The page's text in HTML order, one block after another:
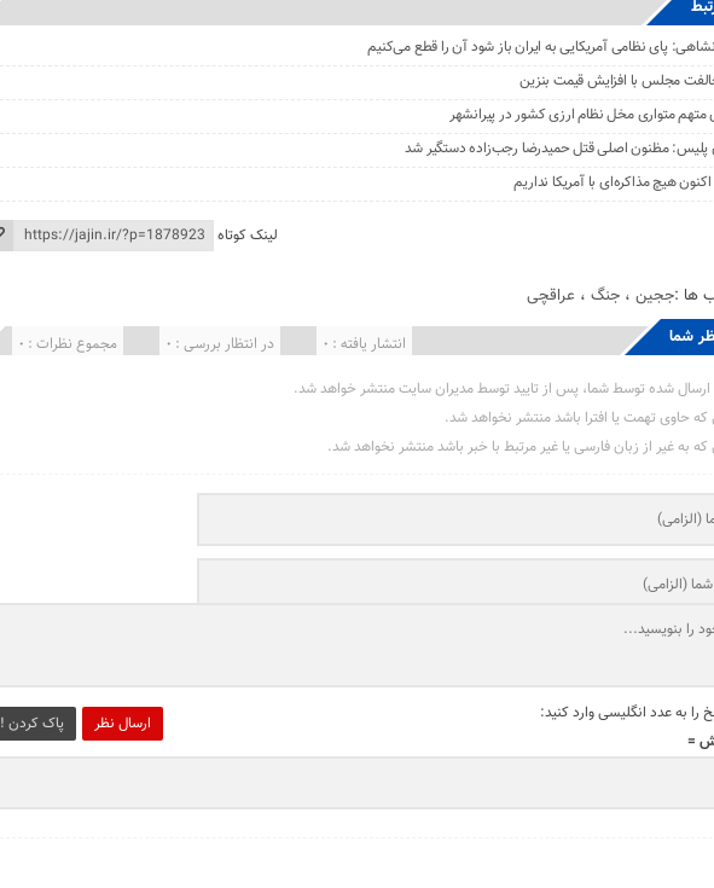
پای نظامی آمریکایی به ایران باز شود آن را قطع می‌کنیم
مجلس با افزایش قیمت بنزین
متهم متواری مخل نظام ارزی کشور در پیرانشهر
مظنون اصلی قتل حمیدرضا رجب‌زاده دستگیر شد
هیچ مذاکره‌ای با آمریکا نداریم
لینک کوتاه
ها :ججین ،جنگ ، عراقچی
شما مجموع نظرات : 0 در انتظار بررسی : 0 انتشار یافته : 0
ارسال شده توسط شما، پس از تایید توسط مدیران سایت منتشر خواهد شد.
که حاوی تهمت یا افترا باشد منتشر نخواهد شد.
که به غیر از زبان فارسی یا غیر مرتبط با خبر باشد منتشر نخواهد شد.
ارسال نظر پاک کردن !
را به عدد انگلیسی وارد کنید: